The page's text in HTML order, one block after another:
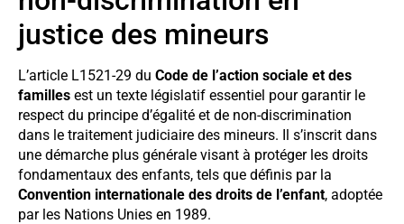
justice des mineurs
L’article L1521-29 du Code de l’action sociale et des
familles est un texte législatif essentiel pour garantir le
respect du principe d’égalité et de non-discrimination
dans le traitement judiciaire des mineurs. Il s’inscrit dans
une démarche plus générale visant à protéger les droits
fondamentaux des enfants, tels que définis par la
Convention internationale des droits de l’enfant, adoptée
par les Nations Unies en 1989.